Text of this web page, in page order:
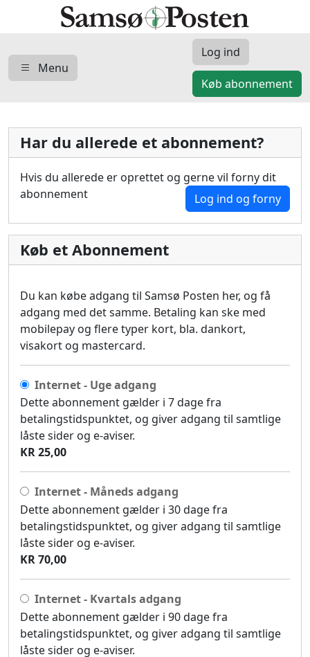
Menu
Log ind
Køb abonnement
Har du allerede et abonnement?
Hvis du allerede er oprettet og gerne vil forny dit
abonnement
Log ind og forny
Køb et Abonnement
Du kan købe adgang til Samsø Posten her, og få
adgang med det samme. Betaling kan ske med
mobilepay og flere typer kort, bla. dankort,
visakort og mastercard.
Internet - Uge adgang
Dette abonnement gælder i 7 dage fra
betalingstidspunktet, og giver adgang til samtlige
låste sider og e-aviser.
KR 25,00
Internet - Måneds adgang
Dette abonnement gælder i 30 dage fra
betalingstidspunktet, og giver adgang til samtlige
låste sider og e-aviser.
KR 70,00
Internet - Kvartals adgang
Dette abonnement gælder i 90 dage fra
betalingstidspunktet, og giver adgang til samtlige
låste sider og e-aviser.